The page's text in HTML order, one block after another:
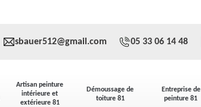
Artisan peinture
intérieure et
extérieure 81
Démoussage de
toiture 81
Entreprise de
peinture 81
sbauer512@gmail.com 05 33 06 14 48